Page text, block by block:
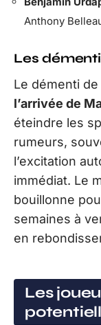
Anthony
Les
Le démenti
l’arrivée de
éteindre les
rumeurs,
l’excitation
immédiat. Le
bouillonne
semaines à
en
Les